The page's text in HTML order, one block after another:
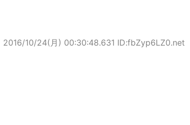
2016/10/24(月) 00:30:48.631 ID:fbZyp6LZ0.net